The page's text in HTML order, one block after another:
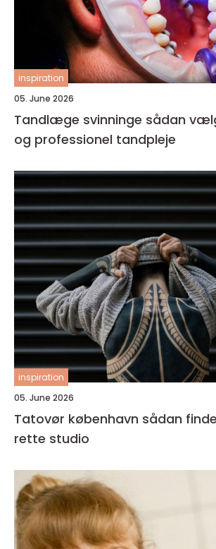
inspiration
05. June 2026
Tandlæge svinninge sådan vælger du tryg
og professionel tandpleje
inspiration
05. June 2026
Tatovør københavn sådan finder du det
rette studio